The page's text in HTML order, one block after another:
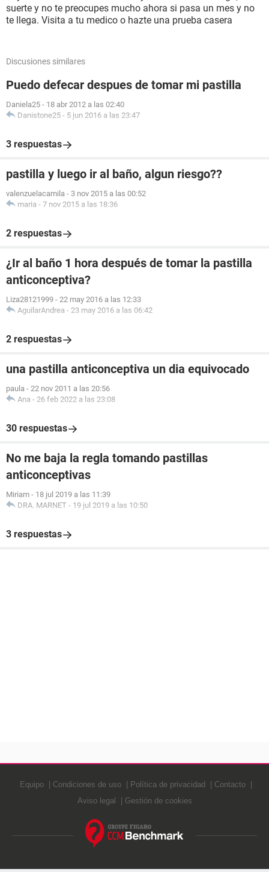
suerte y no te preocupes mucho ahora si pasa un mes y no
te llega. Visita a tu medico o hazte una prueba casera
Discusiones similares
Puedo defecar despues de tomar mi pastilla
Daniela25 - 18 abr 2012 a las 02:40
Danistone25 - 5 jun 2016 a las 23:47
3 respuestas
pastilla y luego ir al baño, algun riesgo??
valenzuelacamila - 3 nov 2015 a las 00:52
maria - 7 nov 2015 a las 18:36
2 respuestas
¿Ir al baño 1 hora después de tomar la pastilla
anticonceptiva?
Liza28121999 - 22 may 2016 a las 12:33
AguilarAndrea - 23 may 2016 a las 06:42
2 respuestas
una pastilla anticonceptiva un dia equivocado
paula - 22 nov 2011 a las 20:56
Ana - 26 feb 2022 a las 23:08
30 respuestas
No me baja la regla tomando pastillas
anticonceptivas
Miriam - 18 jul 2019 a las 11:39
DRA. MARNET - 19 jul 2019 a las 10:50
3 respuestas
Equipo Condiciones de uso Política de privacidad
Contacto
Aviso legal
Gestión de cookies